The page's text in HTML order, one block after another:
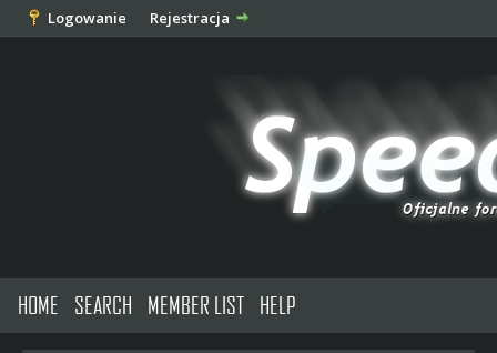
Logowanie Rejestracja
HOME SEARCH MEMBER LIST HELP